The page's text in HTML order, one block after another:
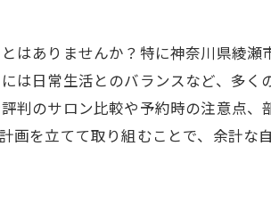
はありませんか？特に神奈川県綾
日常生活とのバランスなど、多く
判のサロン比較や予約時の注意点
画を立てて取り組むことで、余計な